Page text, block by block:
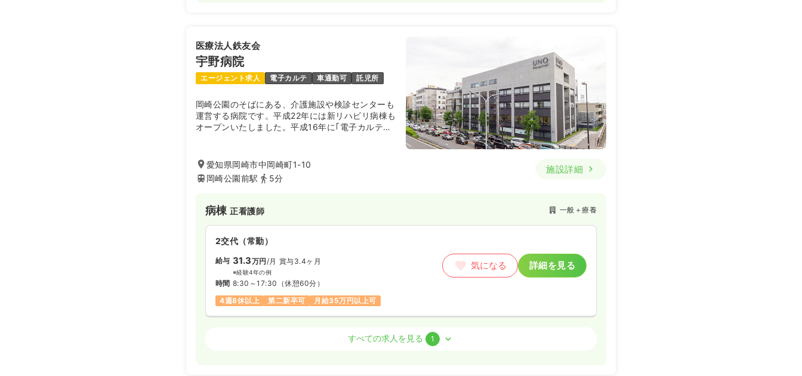
医療法人鉄友会
宇野病院
エージェント求人 電子カルテ 車通勤可 託児所
岡崎公園のそばにある、介護施設や検診センターも
運営する病院です。平成22年には新リハビリ病棟も
オープンいたしました。平成16年に｢電子カルテシ
愛知県岡崎市中岡崎町1-10
岡崎公園前駅
5分
施設詳細
病棟正看護師 一般＋療養
2交代（常勤）
給与 31.3万円 /月 賞与3.4ヶ月
※経験4年の例
時間 8:30～17:30 （休憩60分）
4週8休以上
第二新卒可 月給35万円以上可
気になる 詳細を見る
すべての求人を見る 1